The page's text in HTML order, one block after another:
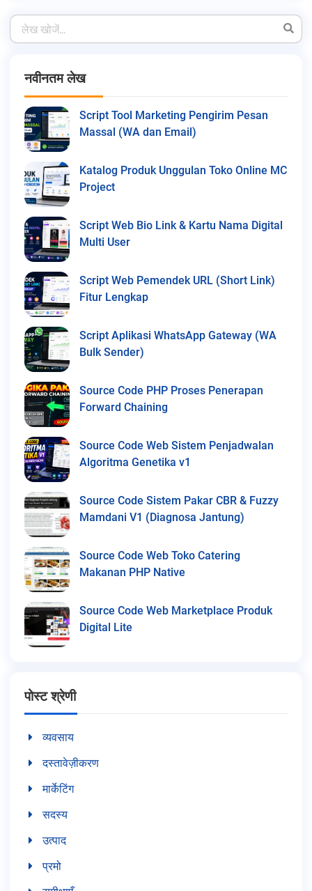
नवीनतम लेख
Script Tool Marketing Pengirim Pesan
Massal (WA dan Email)
Katalog Produk Unggulan Toko Online MC
Project
Script Web Bio Link & Kartu Nama Digital
Multi User
Script Web Pemendek URL (Short Link)
Fitur Lengkap
Script Aplikasi WhatsApp Gateway (WA
Bulk Sender)
Source Code PHP Proses Penerapan
Forward Chaining
Source Code Web Sistem Penjadwalan
Algoritma Genetika v1
Source Code Sistem Pakar CBR & Fuzzy
Mamdani V1 (Diagnosa Jantung)
Source Code Web Toko Catering
Makanan PHP Native
Source Code Web Marketplace Produk
Digital Lite
पोस्ट श्रेणी
व्यवसाय
दस्तावेज़ीकरण
मार्केटिंग
सदस्य
उत्पाद
प्रमो